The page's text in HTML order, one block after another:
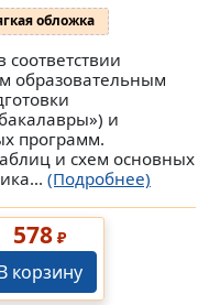
обложка
образовательным
и
программ.
и схем основных
(Подробнее)
578₽
корзину